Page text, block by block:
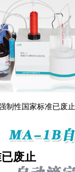
制性国家标准已废止
废止